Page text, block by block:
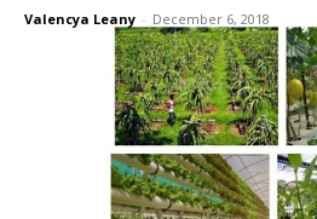
Valencya Leany - December 6, 2018